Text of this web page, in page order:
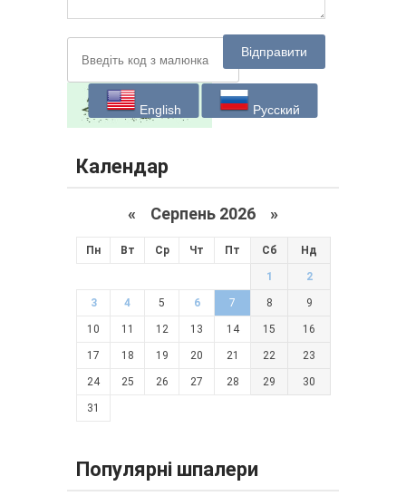
Відправити
English Русский
Календар
« Серпень 2026 »
Пн Вт Ср Чт Пт Сб Нд
1 2
3 4 5 6 7 8 9
10 11 12 13 14 15 16
17 18 19 20 21 22 23
24 25 26 27 28 29 30
31
Популярні шпалери